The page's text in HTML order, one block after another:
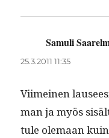
Samuli
25.3.2011 11:35
Viimeinen
man ja myös
tule ole­maan